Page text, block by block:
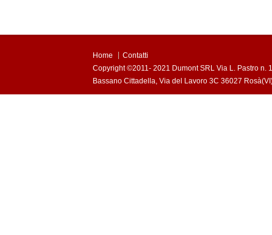
Home
Contatti
Copyright ©2011- 2021 Dumont SRL Via L. Pastro n.
Bassano Cittadella, Via del Lavoro 3C 36027